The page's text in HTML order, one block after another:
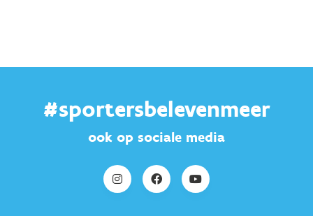
#sportersbelevenmeer
ook op sociale media